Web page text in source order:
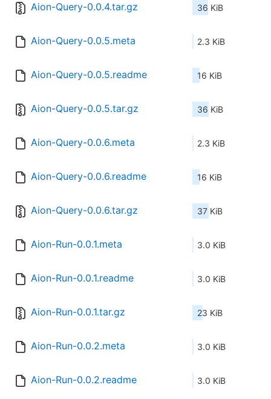
Aion-Query-0.0.4.tar.gz 36 KiB
Aion-Query-0.0.5.meta 2.3 KiB
Aion-Query-0.0.5.readme 16 KiB
Aion-Query-0.0.5.tar.gz 36 KiB
Aion-Query-0.0.6.meta 2.3 KiB
Aion-Query-0.0.6.readme 16 KiB
Aion-Query-0.0.6.tar.gz 37 KiB
Aion-Run-0.0.1.meta 3.0 KiB
Aion-Run-0.0.1.readme 3.0 KiB
Aion-Run-0.0.1.tar.gz 23 KiB
Aion-Run-0.0.2.meta 3.0 KiB
Aion-Run-0.0.2.readme 3.0 KiB